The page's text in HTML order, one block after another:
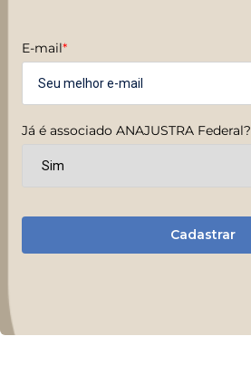
E-mail*
Já é associado ANAJUSTRA Federal?
Cadastrar